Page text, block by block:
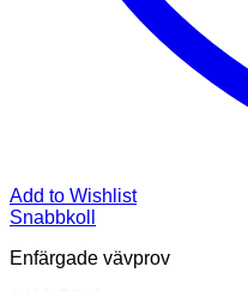
Add to Wishlist
Snabbkoll
Enfärgade vävprov